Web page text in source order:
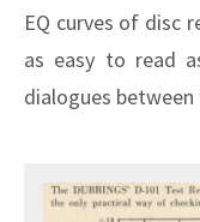
EQ curves of disc
as easy to read
dialogues